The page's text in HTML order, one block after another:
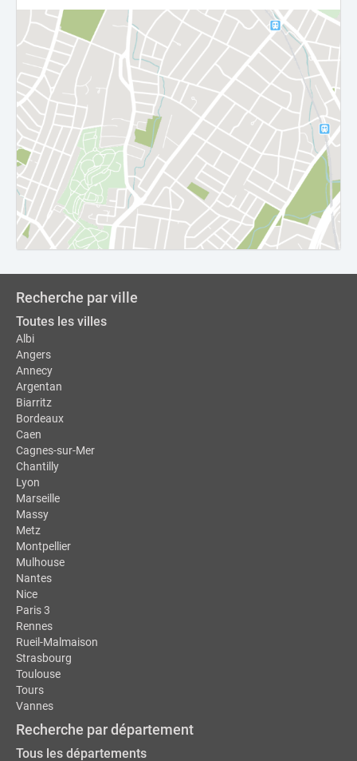
Recherche par ville
Toutes les villes
Albi
Angers
Annecy
Argentan
Biarritz
Bordeaux
Caen
Cagnes-sur-Mer
Chantilly
Lyon
Marseille
Massy
Metz
Montpellier
Mulhouse
Nantes
Nice
Paris 3
Rennes
Rueil-Malmaison
Strasbourg
Toulouse
Tours
Vannes
Recherche par département
Tous les départements